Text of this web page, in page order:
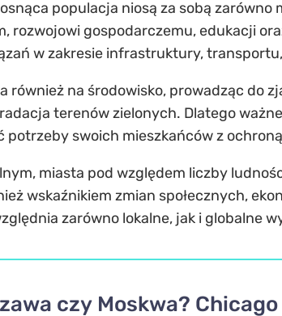
populacja niosą za sobą
rozwojowi gospodarczemu, edukacji
w zakresie infrastruktury,
również na środowisko, prowadząc do
terenów zielonych. Dlatego
potrzeby swoich mieszkańców z
miasta pod względem liczby
wskaźnikiem zmian społecznych,
zarówno lokalne, jak i globalne
czy Moskwa?